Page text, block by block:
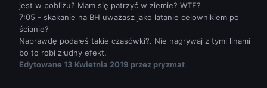
jest w pobliżu? Mam się patrzyć w ziemie? WTF?
7:05 - skakanie na BH uważasz jako latanie celownikiem po
ścianie?
Naprawdę podałeś takie czasówki?. Nie nagrywaj z tymi linami
bo to robi złudny efekt.
Edytowane 13 Kwietnia 2019 przez pryzmat